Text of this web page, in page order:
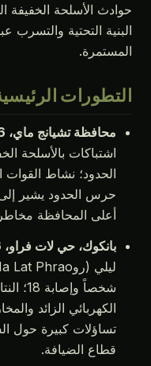
حوادث الأسلحة الخفيفة
البنية التحتية والتسرب
المستمرة.
التطورات
محافظة تشيانج ماي، 2026-07-20:
اشتباكات بالأسلحة
الحدود؛ نشاط القوات
حرس الحدود يشير
أعلى المحافظة
بانكوك، حي لات فراو، 2026-07-18:
شخصاً
الكهربائي الزائد
تساؤلات كبيرة حول
قطاع الضيافة.